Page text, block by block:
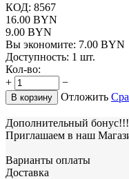
КОД: 8567
16.00 BYN
9.00 BYN
Вы экономите: 7.00 BYN
Доступность: 1 шт.
Кол-во:
+
−
В корзину Отложить
Дополнительный бонус!!!
Приглашаем в наш
Варианты оплаты
Доставка